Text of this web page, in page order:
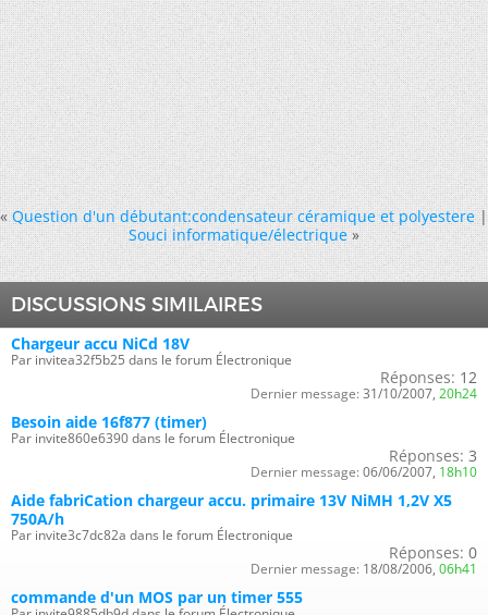
« Question d'un débutant:condensateur céramique et polyestere|
Souci informatique/électrique »
DISCUSSIONS SIMILAIRES
Chargeur accu NiCd 18V
Par invitea32f5b25 dans le forum Électronique
Réponses: 12
Dernier message: 31/10/2007, 20h24
Besoin aide 16f877 (timer)
Par invite860e6390 dans le forum Électronique
Réponses: 3
Dernier message: 06/06/2007, 18h10
Aide fabriCation chargeur accu. primaire 13V NiMH 1,2V X5
750A/h
Par invite3c7dc82a dans le forum Électronique
Réponses: 0
Dernier message: 18/08/2006, 06h41
commande d'un MOS par un timer 555